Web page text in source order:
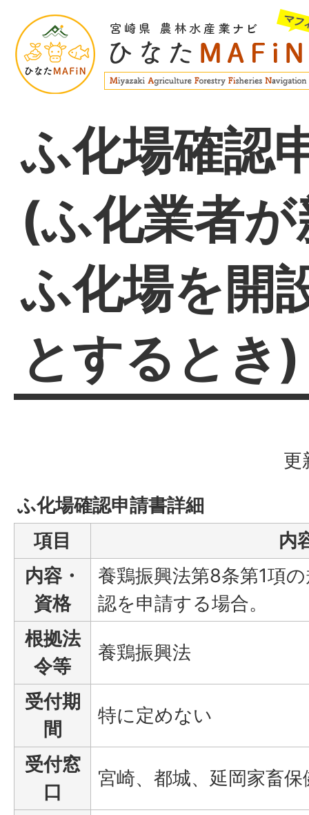
ふ化場確認
(ふ化業者
ふ化場を開
とするとき)
更
ふ化場確認申請書詳細
項目
内
内容・
資格
養鶏振興法第8条第1項
認を申請する場合。
根拠法
令等
養鶏振興法
受付期
間
特に定めない
受付窓
口
宮崎、都城、延岡家畜保